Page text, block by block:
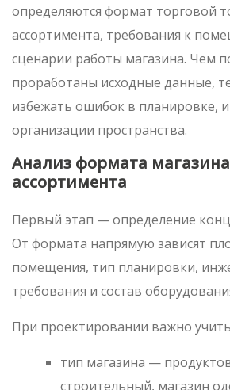
определяются формат торговой
ассортимента, требования к
сценарии работы магазина. Чем
проработаны исходные данные,
избежать ошибок в планировке,
организации пространства.
Анализ формата
ассортимента
Первый этап — определение
От формата напрямую зависят
помещения, тип планировки,
требования и состав
При проектировании важно
тип магазина —
строительный, магазин